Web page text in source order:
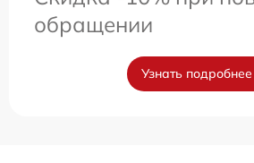
обращении
Узнать подробнее